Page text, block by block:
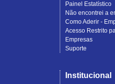
Painel Estatístico
Não encontrei a
Como Aderir -
Acesso Restrito
Empresas
Suporte
Institucional